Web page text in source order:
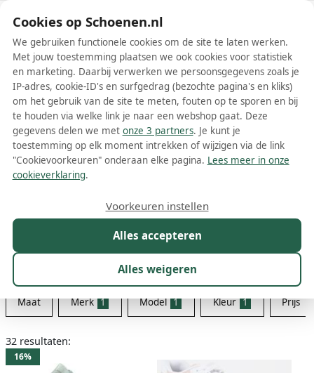
Schoenen.nl
Wis filters Alle filters
Witte New Balance 550
damesschoenen
Witte New Balance 550 damesschoenen zijn de perfecte mix van
merk New Balance staat bekend om zijn retro-uitstraling en
veelzijdigheid, waardoor het geschikt is voor zowel casual als
sportieve gelegenheden. De witte kleur van deze schoenen maakt
ze eenvoudig te combineren met verschillende outfits, terwijl de
kwaliteit en het comfort van New Balance ervoor zorgen dat je met
elke stap zelfverzekerd en comfortabel blijft.
Meer lezen
Sneakers
Maat Merk 1 Model 1 Kleur 1 Prijs
32 resultaten:
16%
Cookies op Schoenen.nl
We gebruiken functionele cookies om de site te laten werken.
Met jouw toestemming plaatsen we ook cookies voor statistiek
en marketing. Daarbij verwerken we persoonsgegevens zoals je
IP-adres, cookie-ID's en surfgedrag (bezochte pagina's en kliks)
om het gebruik van de site te meten, fouten op te sporen en bij
te houden via welke link je naar een webshop gaat. Deze
gegevens delen we met onze 3 partners. Je kunt je
toestemming op elk moment intrekken of wijzigen via de link
"Cookievoorkeuren" onderaan elke pagina. Lees meer in onze
cookieverklaring.
Alles accepteren
Alles weigeren
Voorkeuren instellen